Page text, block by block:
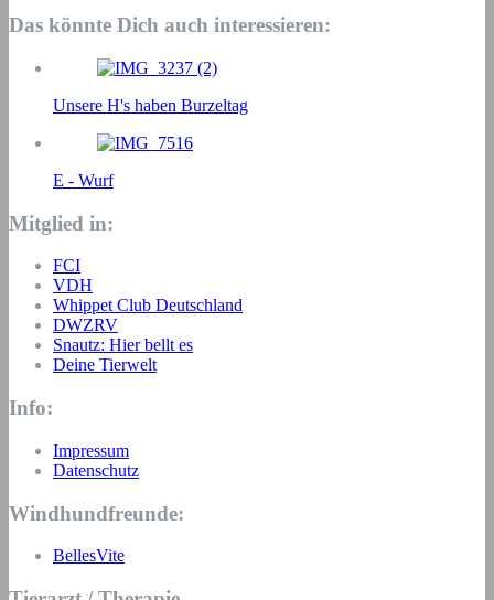
Das könnte Dich auch interessieren:
Unsere H's haben Burzeltag
E - Wurf
Mitglied in:
FCI
VDH
Whippet Club Deutschland
DWZRV
Snautz: Hier bellt es
Deine Tierwelt
Info:
Impressum
Datenschutz
Windhundfreunde:
BellesVite